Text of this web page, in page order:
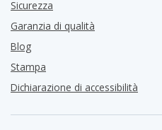
Sicurezza
Garanzia di qualità
Blog
Stampa
Dichiarazione di accessibilità